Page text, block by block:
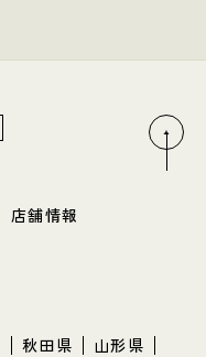
店舗情報
秋田県
山形県